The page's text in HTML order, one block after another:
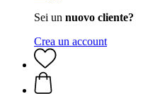
Sei un nuovo cliente?
Crea un account